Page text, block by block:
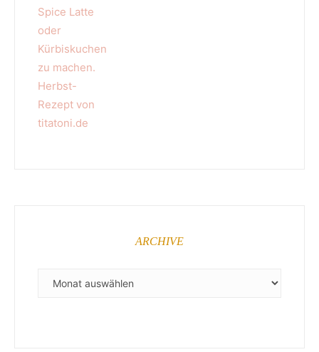
ARCHIVE
ARCHIVE